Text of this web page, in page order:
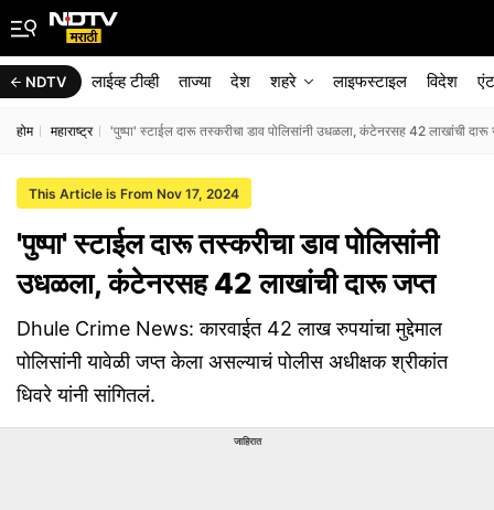
NDTV लाईव्ह टीव्ही ताज्या देश शहरे लाइफस्टाइल विदेश
होम महाराष्ट्र 'पुष्पा' स्टाईल दारू तस्करीचा डाव पोलिसांनी उधळला, कंटेनरसह 42 लाखांची दारू
This Article is From Nov 17, 2024
'पुष्पा' स्टाईल दारू तस्करीचा डाव पोलिसांनी
उधळला, कंटेनरसह 42 लाखांची दारू जप्त
Dhule Crime News: कारवाईत 42 लाख रुपयांचा मुद्देमाल
पोलिसांनी यावेळी जप्त केला असल्याचं पोलीस अधीक्षक श्रीकांत
धिवरे यांनी सांगितलं.
जाहिरात